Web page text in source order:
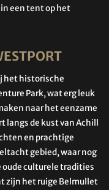
een tent op het
het historische
Park, wat erg leuk
naar het eenzame
de kust van Achill
en prachtige
gebied, waar nog
oude culturele tradities
zijn het ruige Belmullet